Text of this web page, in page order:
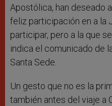
Apostólica, han deseado
feliz participación en a la
participar, pero a la que
indica el comunicado de
Santa Sede.
Un gesto que no es la
también antes del viaje a